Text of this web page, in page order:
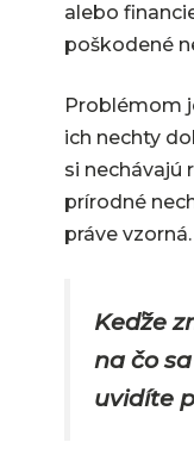
alebo
poškodené
Problémom
ich nechty
si nechávajú
prírodné
práve vzorná.
Keďže
na čo
uvidíte